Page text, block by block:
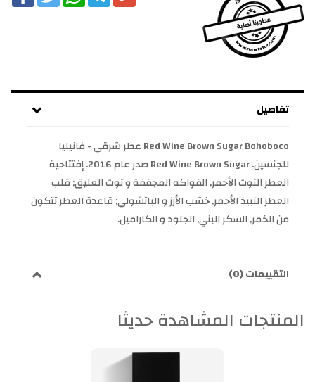
تفاصيل
Red Wine Brown Sugar Bohoboco عطر شرقي - فانيليا
للجنسين. Red Wine Brown Sugar صدر عام 2016. إفتتاحية
العطر التوت الأحمر, الفواكه المجففة و توت العليق; قلب
العطر النبيذ الأحمر, خشب الأرز و الباتشولي; قاعدة العطر تتكون
من الخمر, السكر البني, الجلود و الكاراميل.
التقييمات (0)
المنتجات المشاهدة حديثا